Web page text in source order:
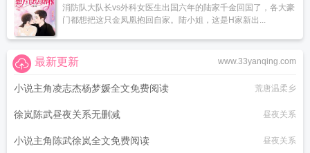
消防队大队长vs外科女医生出国六年的陆家千金回国了，各大豪
门都想把这只金凤凰抱回自家。陆小姐，这是H家新出...
www.33yanqing.com
最新更新
小说主角凌志杰杨梦媛全文免费阅读 荒唐温柔乡
徐岚陈武昼夜关系无删减 昼夜关系
小说主角陈武徐岚全文免费阅读 昼夜关系